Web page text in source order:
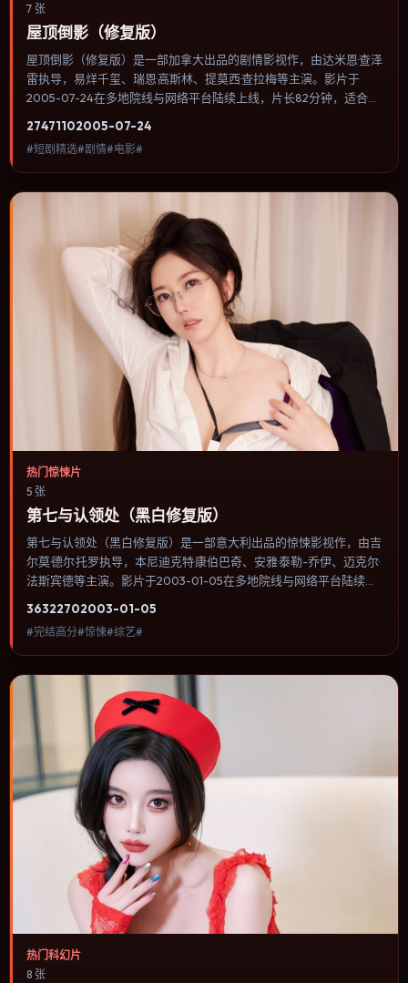
7 张
屋顶倒影（修复版）
屋顶倒影（修复版）是一部加拿大出品的剧情影视作，由达米恩·查泽
雷执导，易烊千玺、瑞恩·高斯林、提莫西·查拉梅等主演。影片于
2005-07-24在多地院线与网络平台陆续上线，片长82分钟，适合喜
情节推进，节奏与视听语言统一，可作为休闲观影或类型片补片的选
择。
27471102005-07-24
#短剧精选#剧情#电影#
热门惊悚片
5 张
第七与认领处（黑白修复版）
第七与认领处（黑白修复版）是一部意大利出品的惊悚影视作，由吉
尔莫·德尔·托罗执导，本尼迪克特·康伯巴奇、安雅·泰勒-乔伊、迈克尔·
法斯宾德等主演。影片于2003-01-05在多地院线与网络平台陆续上
担真实后果。内容聚焦人物选择与情节推进，节奏与视听语言统一，
可作为休闲观影或类型片补片的选择。
36322702003-01-05
#完结高分#惊悚#综艺#
热门科幻片
8 张